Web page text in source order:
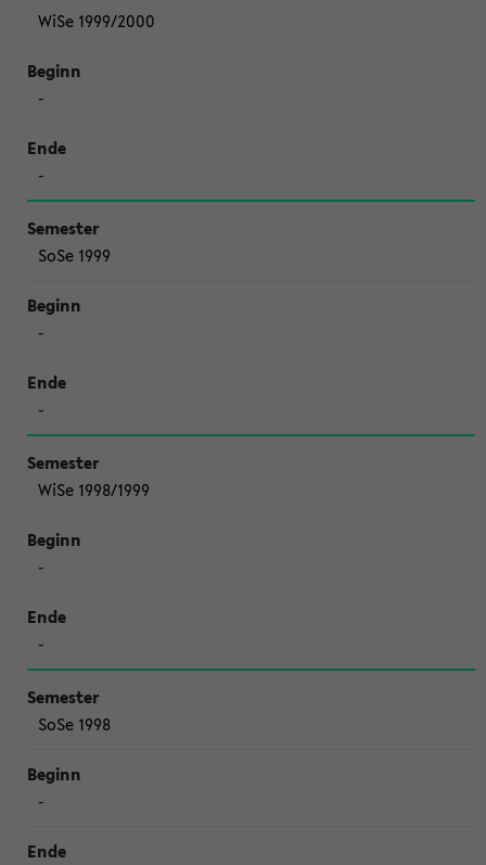
WiSe 1999/2000
-
-
SoSe 1999
-
-
WiSe 1998/1999
-
-
SoSe 1998
-